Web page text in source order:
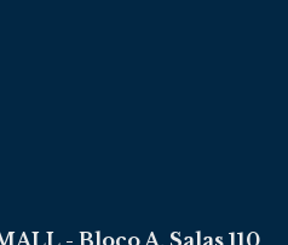
- Bloco A, Salas 110